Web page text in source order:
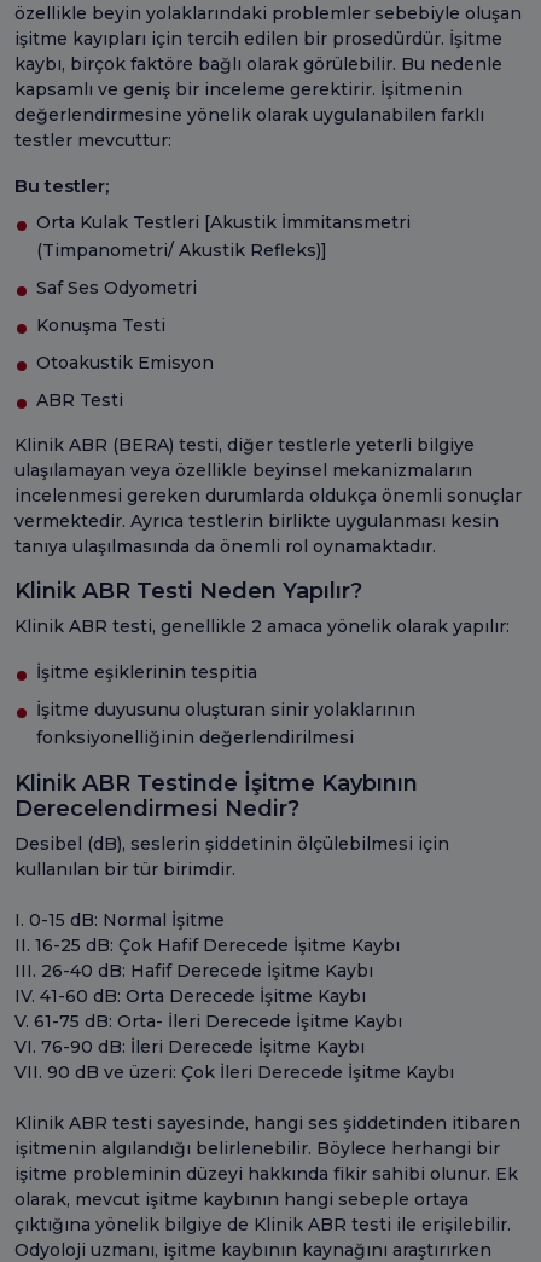
özellikle beyin yolaklarındaki problemler sebebiyle oluşan
işitme kayıpları için tercih edilen bir prosedürdür. İşitme
kaybı, birçok faktöre bağlı olarak görülebilir. Bu nedenle
kapsamlı ve geniş bir inceleme gerektirir. İşitmenin
değerlendirmesine yönelik olarak uygulanabilen farklı
testler mevcuttur:
Bu testler;
Orta Kulak Testleri [Akustik İmmitansmetri
(Timpanometri/ Akustik Refleks)]
Saf Ses Odyometri
Konuşma Testi
Otoakustik Emisyon
ABR Testi
Klinik ABR (BERA) testi, diğer testlerle yeterli bilgiye
ulaşılamayan veya özellikle beyinsel mekanizmaların
incelenmesi gereken durumlarda oldukça önemli sonuçlar
vermektedir. Ayrıca testlerin birlikte uygulanması kesin
tanıya ulaşılmasında da önemli rol oynamaktadır.
Klinik ABR Testi Neden Yapılır?
Klinik ABR testi, genellikle 2 amaca yönelik olarak yapılır:
İşitme eşiklerinin tespitia
İşitme duyusunu oluşturan sinir yolaklarının
fonksiyonelliğinin değerlendirilmesi
Klinik ABR Testinde İşitme Kaybının
Derecelendirmesi Nedir?
Desibel (dB), seslerin şiddetinin ölçülebilmesi için
kullanılan bir tür birimdir.
I. 0-15 dB: Normal İşitme
II. 16-25 dB: Çok Hafif Derecede İşitme Kaybı
III. 26-40 dB: Hafif Derecede İşitme Kaybı
IV. 41-60 dB: Orta Derecede İşitme Kaybı
V. 61-75 dB: Orta- İleri Derecede İşitme Kaybı
VI. 76-90 dB: İleri Derecede İşitme Kaybı
VII. 90 dB ve üzeri: Çok İleri Derecede İşitme Kaybı
Klinik ABR testi sayesinde, hangi ses şiddetinden itibaren
işitmenin algılandığı belirlenebilir. Böylece herhangi bir
işitme probleminin düzeyi hakkında fikir sahibi olunur. Ek
olarak, mevcut işitme kaybının hangi sebeple ortaya
çıktığına yönelik bilgiye de Klinik ABR testi ile erişilebilir.
Odyoloji uzmanı, işitme kaybının kaynağını araştırırken